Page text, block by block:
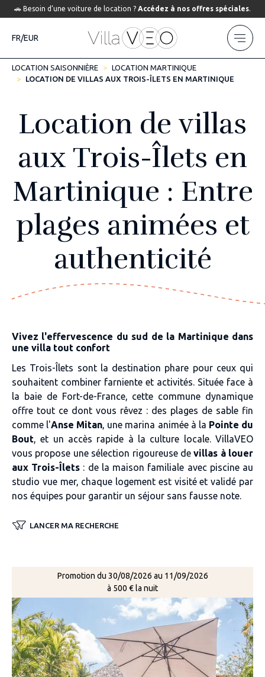
🚗 Besoin d’une voiture de location ? Accédez à nos offres spéciales.
FR/EUR
LOCATION SAISONNIÈRE
LOCATION MARTINIQUE
LOCATION DE VILLAS AUX TROIS-ÎLETS EN MARTINIQUE
Location de villas
aux Trois-Îlets en
Martinique : Entre
plages animées et
authenticité
Vivez l'effervescence du sud de la Martinique dans
une villa tout confort
Les Trois-Îlets sont la destination phare pour ceux qui
souhaitent combiner farniente et activités. Située face à
la baie de Fort-de-France, cette commune dynamique
offre tout ce dont vous rêvez : des plages de sable fin
comme l'Anse Mitan, une marina animée à la Pointe du
Bout, et un accès rapide à la culture locale. VillaVEO
vous propose une sélection rigoureuse devillas à louer
aux Trois-Îlets : de la maison familiale avec piscine au
studio vue mer, chaque logement est visité et validé par
nos équipes pour garantir un séjour sans fausse note.
LANCER MA RECHERCHE
Promotion du 30/08/2026 au 11/09/2026
à 500 € la nuit